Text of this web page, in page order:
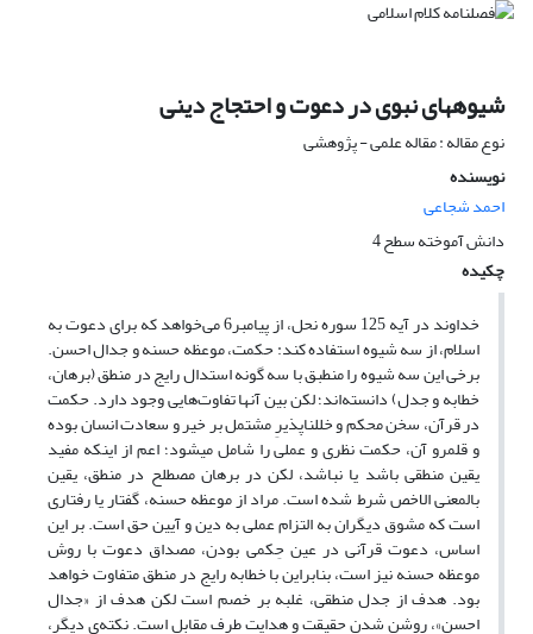
شیوه‎های نبوی در دعوت و احتجاج دینی
نوع مقاله : مقاله علمی - پژوهشی
نویسنده
احمد شجاعی
دانش آموخته سطح 4
چکیده
‏خداوند در آیه 125 سوره نحل، از پیامبر6 می‌خواهد که برای دعوت به
اسلام، از سه شیوه استفاده کند: حکمت، موعظه حسنه و جدال احسن.
برخی این سه شیوه را منطبق با سه گونه استدال رایج در منطق (برهان،
خطابه و جدل) دانسته‌اند؛ لکن بین آنها تفاوت‌هایی وجود دارد. حکمت
در قرآن، سخن محکم و خلل‎ناپذیرِ مشتمل بر خیر و سعادت انسان بوده
و قلمرو آن، حکمت نظری و عملی را شامل می‏شود؛ اعم از اینکه مفید
یقین منطقی باشد یا نباشد، لکن در برهان مصطلح در منطق، یقین
بالمعنی الاخص شرط شده است. مراد از موعظه حسنه، گفتار یا رفتاری
است که مشوق دیگران به التزام عملی به دین و آیین حق است. بر این
اساس، دعوت قرآنی در عین حِکمی بودن، مصداق دعوت با روش
موعظه حسنه نیز است، بنابراین با خطابه رایج در منطق متفاوت خواهد
بود. هدف از جدل منطقی، غلبه بر خصم است لکن هدف از «جدال
احسن»، روشن شدن حقیقت و هدایت طرف مقابل است. نکته‌ی دیگر،